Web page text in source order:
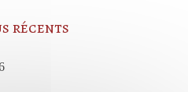
récents